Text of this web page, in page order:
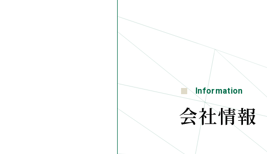
Information
会社情報